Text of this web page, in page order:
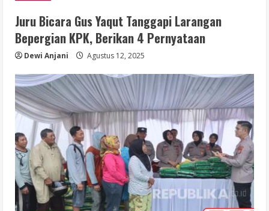
Juru Bicara Gus Yaqut Tanggapi Larangan
Bepergian KPK, Berikan 4 Pernyataan
Dewi Anjani Agustus 12, 2025